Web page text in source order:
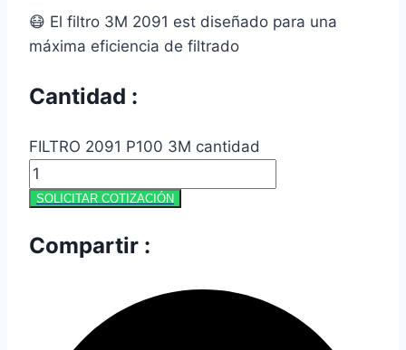
😷 El filtro 3M 2091 est diseñado para una
máxima eficiencia de filtrado
Cantidad :
SOLICITAR COTIZACIÓN
FILTRO 2091 P100 3M cantidad
Compartir :